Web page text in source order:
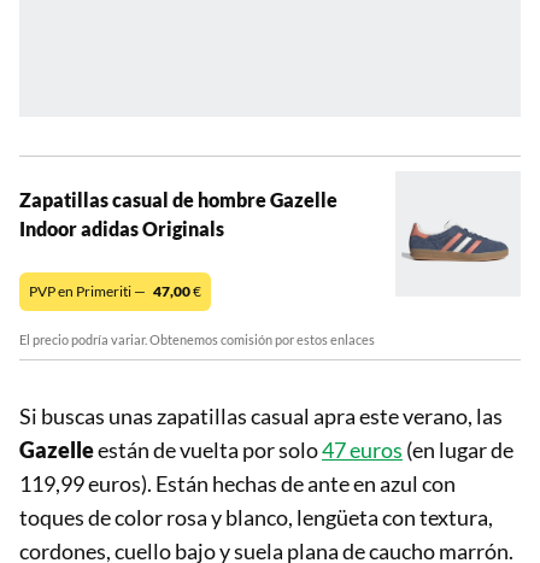
Zapatillas casual de hombre Gazelle
Indoor adidas Originals
PVP en Primeriti — 47,00€
El precio podría variar. Obtenemos comisión por estos enlaces
Si buscas unas zapatillas casual apra este verano, las
Gazelleestán de vuelta por solo47 euros (en lugar de
119,99 euros). Están hechas de ante en azul con
toques de color rosa y blanco, lengüeta con textura,
cordones, cuello bajo y suela plana de caucho marrón.